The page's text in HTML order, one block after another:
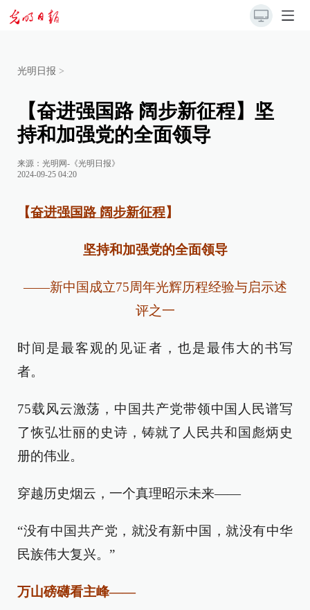
光明日报 >
【奋进强国路 阔步新征程】坚
持和加强党的全面领导
来源： 光明网-《光明日报》
2024-09-25 04:20
【奋进强国路 阔步新征程】
坚持和加强党的全面领导
——新中国成立75周年光辉历程经验与启示述
评之一
时间是最客观的见证者，也是最伟大的书写
者。
75载风云激荡，中国共产党带领中国人民谱写
了恢弘壮丽的史诗，铸就了人民共和国彪炳史
册的伟业。
穿越历史烟云，一个真理昭示未来——
“没有中国共产党，就没有新中国，就没有中华
民族伟大复兴。”
万山磅礴看主峰——